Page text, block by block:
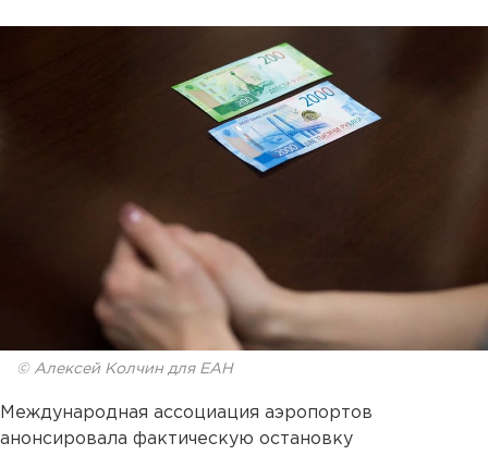
© Алексей Колчин для ЕАН
Международная ассоциация аэропортов
анонсировала фактическую остановку